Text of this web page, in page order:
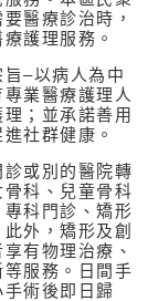
醫療診治時，
護理服務。
–以病人為中
業醫療護理人
；並承諾善用
社群健康。
或別的醫院轉
科、兒童骨科
科門診、矯形
外，矯形及創
有物理治療、
服務。日間手
術後即日歸